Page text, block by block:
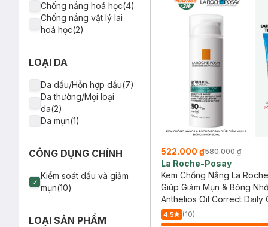
Chống nắng hoá học(4)
Chống nắng vật lý lai
hoá học(2)
LOẠI DA
Da dầu/Hỗn hợp dầu(7)
Da thường/Mọi loại
da(2)
Da mụn(1)
CÔNG DỤNG CHÍNH
Kiểm soát dầu và giảm
mụn(10)
LOẠI SẢN PHẨM
522.000 ₫580.000 ₫
La Roche-Posay
Kem Chống Nắng La
Giúp Giảm Mụn & Bóng
Anthelios Oil Correct Daily
Cream SPF50+
4.5
(10)